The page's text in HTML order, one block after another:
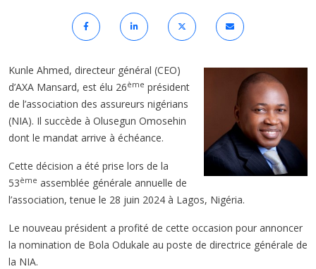
Kunle Ahmed, directeur général (CEO)
d’AXA Mansard, est élu 26ème président
de l’association des assureurs nigérians
(NIA). Il succède à Olusegun Omosehin
dont le mandat arrive à échéance.
Cette décision a été prise lors de la
53ème assemblée générale annuelle de
l’association, tenue le 28 juin 2024 à Lagos, Nigéria.
Le nouveau président a profité de cette occasion pour annoncer
la nomination de Bola Odukale au poste de directrice générale de
la NIA.